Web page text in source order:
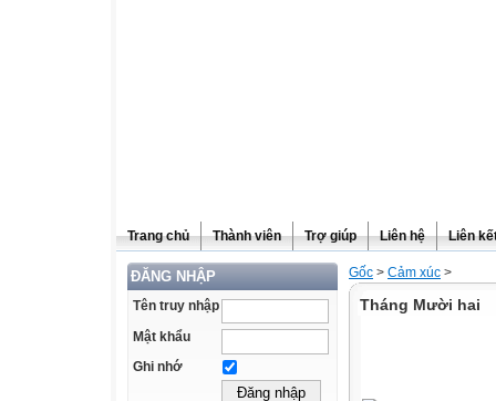
Trang chủ Thành viên Trợ giúp Liên hệ Liên
ĐĂNG NHẬP
Tên truy nhập
Mật khẩu
Ghi nhớ
Gốc > Cảm xúc >
Tháng Mười hai